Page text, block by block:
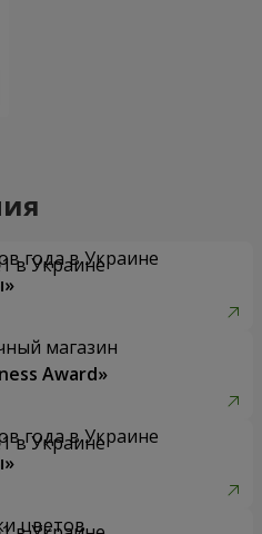
года в Украине
магазин
Award»
года в Украине
цветов